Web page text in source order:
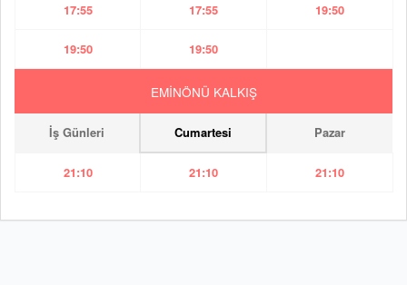
17:55 17:55 19:50
19:50 19:50
EMİNÖNÜ KALKIŞ
İş Günleri Cumartesi Pazar
21:10 21:10 21:10